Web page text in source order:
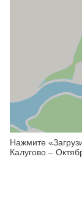
Нажмите
Калугово –